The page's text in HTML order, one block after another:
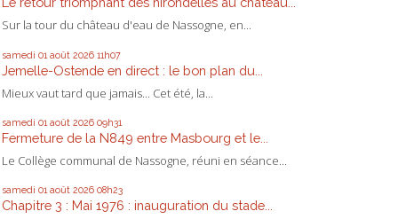
Sur la tour du château d'eau de Nassogne, en...
samedi 01 août 2026 11h07
Jemelle-Ostende en direct : le bon plan du...
Mieux vaut tard que jamais... Cet été, la...
samedi 01 août 2026 09h31
Fermeture de la N849 entre Masbourg et le...
Le Collège communal de Nassogne, réuni en séance...
samedi 01 août 2026 08h23
Chapitre 3 : Mai 1976 : inauguration du stade...